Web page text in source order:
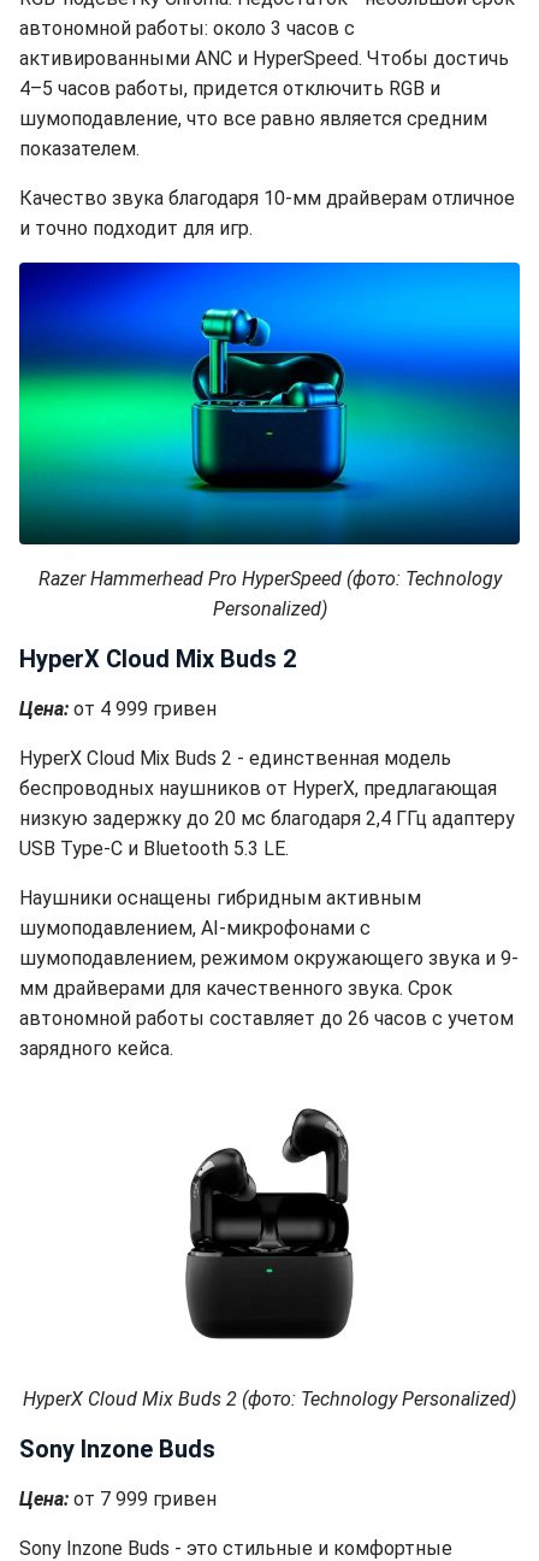
автономной работы: около 3 часов с
активированными ANC и HyperSpeed. Чтобы достичь
4–5 часов работы, придется отключить RGB и
шумоподавление, что все равно является средним
показателем.
Качество звука благодаря 10-мм драйверам отличное
и точно подходит для игр.
Razer Hammerhead Pro HyperSpeed (фото: Technology
Personalized)
HyperX Cloud Mix Buds 2
Цена: от 4 999 гривен
HyperX Cloud Mix Buds 2 - единственная модель
беспроводных наушников от HyperX, предлагающая
низкую задержку до 20 мс благодаря 2,4 ГГц адаптеру
USB Type-C и Bluetooth 5.3 LE.
Наушники оснащены гибридным активным
шумоподавлением, AI-микрофонами с
шумоподавлением, режимом окружающего звука и 9-
мм драйверами для качественного звука. Срок
автономной работы составляет до 26 часов с учетом
зарядного кейса.
HyperX Cloud Mix Buds 2 (фото: Technology Personalized)
Sony Inzone Buds
Цена: от 7 999 гривен
Sony Inzone Buds - это стильные и комфортные